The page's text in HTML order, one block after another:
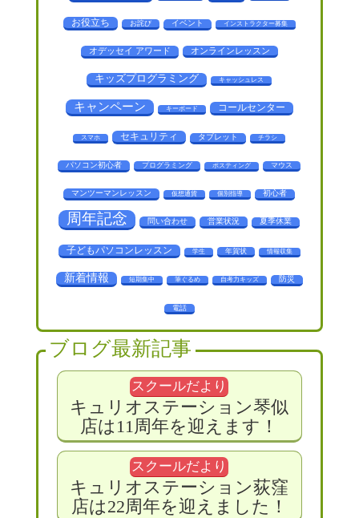
お役立ち お詫び イベント インストラクター募集
オデッセイ アワード オンラインレッスン
キッズプログラミング キャッシュレス
キャンペーン キーボード コールセンター
スマホ セキュリティ タブレット チラシ
パソコン初心者 プログラミング ポスティング マウス
マンツーマンレッスン 仮想通貨 個別指導 初心者
周年記念 問い合わせ 営業状況 夏季休業
子どもパソコンレッスン 学生 年賀状 情報収集
新着情報 短期集中 筆ぐるめ 自考力キッズ 防災
電話
ブログ最新記事
スクールだより
キュリオステーション琴似
店は11周年を迎えます！
スクールだより
キュリオステーション荻窪
店は22周年を迎えました！